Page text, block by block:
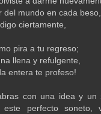
del mundo en cada beso,
ciertamente,
pira a tu regreso;
llena y refulgente,
entera te profeso!
con una idea y un
perfecto soneto,